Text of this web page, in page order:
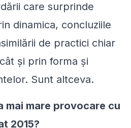
care surprinde
dinamica, concluziile
de practici chiar
și prin forma și
Sunt altceva.
mai mare provocare cu
2015?